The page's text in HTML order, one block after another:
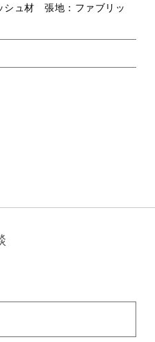
シュ材 張地：ファブリッ